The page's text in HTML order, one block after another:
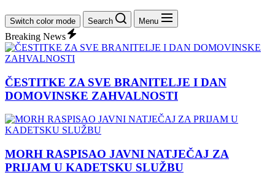
Switch color mode Search Menu
Breaking News
ČESTITKE ZA SVE BRANITELJE I DAN
DOMOVINSKE ZAHVALNOSTI
MORH RASPISAO JAVNI NATJEČAJ ZA
PRIJAM U KADETSKU SLUŽBU